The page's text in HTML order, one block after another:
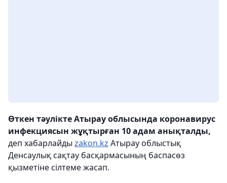
Өткен тәулікте Атырау облысында коронавирус
инфекциясын жұқтырған 10 адам анықталды,
деп хабарлайды zakon.kz Атырау облыстық
Денсаулық сақтау басқармасының баспасөз
қызметіне сілтеме жасап.